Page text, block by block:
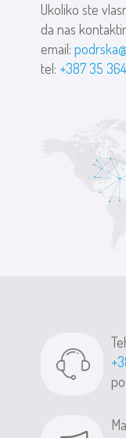
Ukoliko ste
da nas
email:
tel: +387 35